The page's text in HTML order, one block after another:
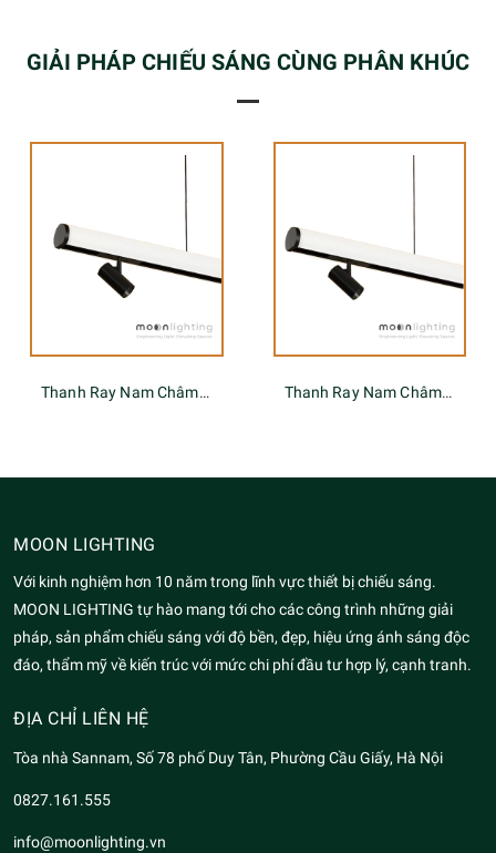
GIẢI PHÁP CHIẾU SÁNG CÙNG PHÂN KHÚC
Thanh Ray Nam Châm Dạng Ống Tuýp Tròn 2 Đầu Kết Nối S20 Thanh Ray Nam Châm Dạng Ống Tuýp Tròn 1 Chiều S20
MOON LIGHTING
Với kinh nghiệm hơn 10 năm trong lĩnh vực thiết bị chiếu sáng.
MOON LIGHTING tự hào mang tới cho các công trình những giải
pháp, sản phẩm chiếu sáng với độ bền, đẹp, hiệu ứng ánh sáng độc
đáo, thẩm mỹ về kiến trúc với mức chi phí đầu tư hợp lý, cạnh tranh.
ĐỊA CHỈ LIÊN HỆ
Tòa nhà Sannam, Số 78 phố Duy Tân, Phường Cầu Giấy, Hà Nội
0827.161.555
info@moonlighting.vn